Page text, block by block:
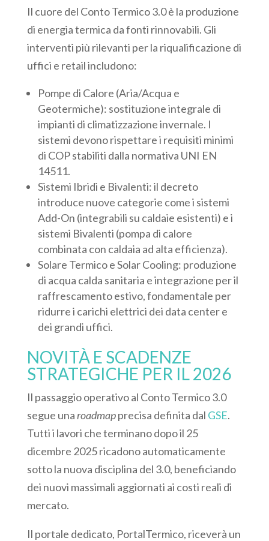
Il cuore del Conto Termico 3.0 è la produzione
di energia termica da fonti rinnovabili. Gli
interventi più rilevanti per la riqualificazione di
uffici e retail includono:
Pompe di Calore (Aria/Acqua e
Geotermiche): sostituzione integrale di
impianti di climatizzazione invernale. I
sistemi devono rispettare i requisiti minimi
di COP stabiliti dalla normativa UNI EN
14511.
Sistemi Ibridi e Bivalenti: il decreto
introduce nuove categorie come i sistemi
Add-On (integrabili su caldaie esistenti) e i
sistemi Bivalenti (pompa di calore
combinata con caldaia ad alta efficienza).
Solare Termico e Solar Cooling: produzione
di acqua calda sanitaria e integrazione per il
raffrescamento estivo, fondamentale per
ridurre i carichi elettrici dei data center e
dei grandi uffici.
NOVITÀ E SCADENZE
STRATEGICHE PER IL 2026
Il passaggio operativo al Conto Termico 3.0
segue unaroadmapprecisa definita dal GSE.
Tutti i lavori che terminano dopo il 25
dicembre 2025 ricadono automaticamente
sotto la nuova disciplina del 3.0, beneficiando
dei nuovi massimali aggiornati ai costi reali di
mercato.
Il portale dedicato, PortalTermico, riceverà un